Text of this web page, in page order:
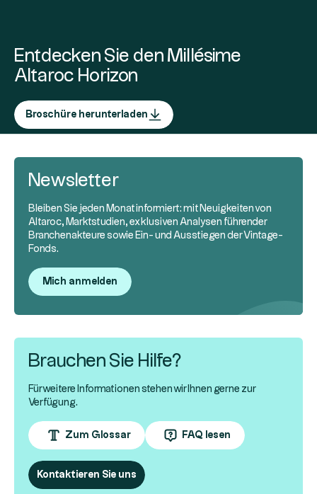
Entdecken Sie den Millésime
Altaroc Horizon
Broschüre herunterladen
Newsletter
Bleiben Sie jeden Monat informiert: mit Neuigkeiten von
Altaroc, Marktstudien, exklusiven Analysen führender
Branchenakteure sowie Ein- und Ausstiegen der Vintage-
Fonds.
Mich anmelden
Brauchen Sie Hilfe?
Für weitere Informationen stehen wir Ihnen gerne zur
Verfügung.
Zum Glossar FAQ lesen
Kontaktieren Sie uns